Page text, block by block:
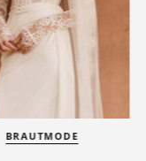
BRAUTMODE